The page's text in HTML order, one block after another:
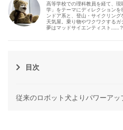
高等学校での理科教員を経て、
学」をテーマにディレクション
ンドア系と、登山・サイクリン
天気屋。乗り物やワクワクする
夢はマッドサイエンティスト……？
目次
従来のロボット犬よりパワーアッ